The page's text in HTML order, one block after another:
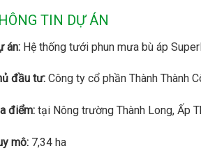
TIN DỰ ÁN
án: Hệ thống tưới phun mưa bù áp
đầu tư: Công ty cổ phần Thành Thành
điểm: tại Nông trường Thành Long, Ấp
mô: 7,34 ha